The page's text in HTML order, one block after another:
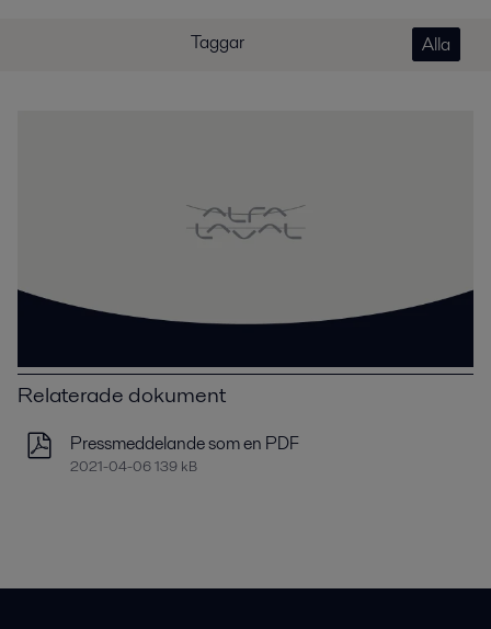
Taggar Alla
Relaterade dokument
Pressmeddelande som en PDF
2021-04-06 139 kB